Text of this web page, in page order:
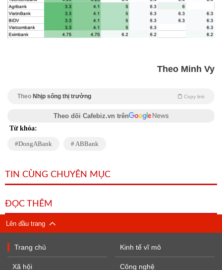
Theo Minh Vy
Theo Nhịp sống thị trường Copy link
Theo dõi Cafebiz.vn trên
Từ khóa:
DongABank ABBank
TIN CÙNG CHUYÊN MỤC
ĐỌC THÊM
Lên đầu trang
Trang chủ
Xã hội
Kinh tế vĩ mô
Công nghệ